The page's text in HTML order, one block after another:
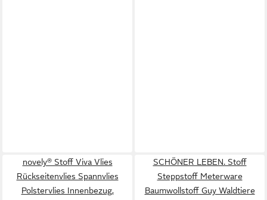
novely® Stoff Viva Vlies
Rückseitenvlies Spannvlies
Polstervlies Innenbezug,
SCHÖNER LEBEN. Stoff
Steppstoff Meterware
Baumwollstoff Guy Waldtiere